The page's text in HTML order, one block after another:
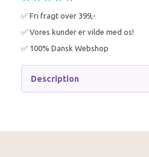
✅ Fri fragt over 399,-
✅ Vores kunder er vilde med os!
✅ 100% Dansk Webshop
Description